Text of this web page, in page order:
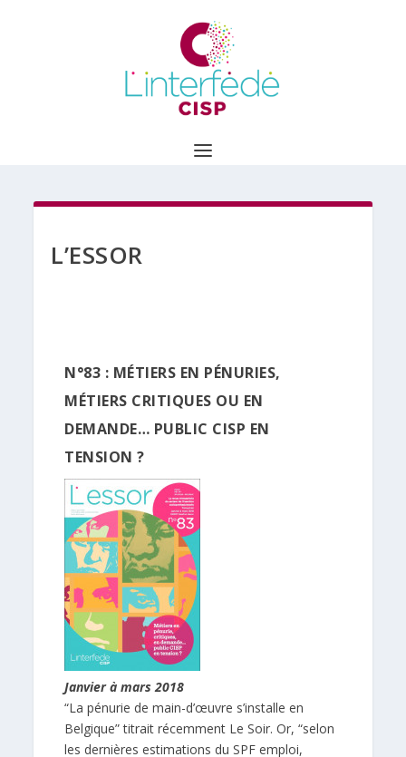
L’ESSOR
N°83 : MÉTIERS EN PÉNURIES,
MÉTIERS CRITIQUES OU EN
DEMANDE… PUBLIC CISP EN
TENSION ?
Janvier à mars 2018
“La pénurie de main-d’œuvre s’installe en
Belgique” titrait récemment Le Soir. Or, “selon
les dernières estimations du SPF emploi,